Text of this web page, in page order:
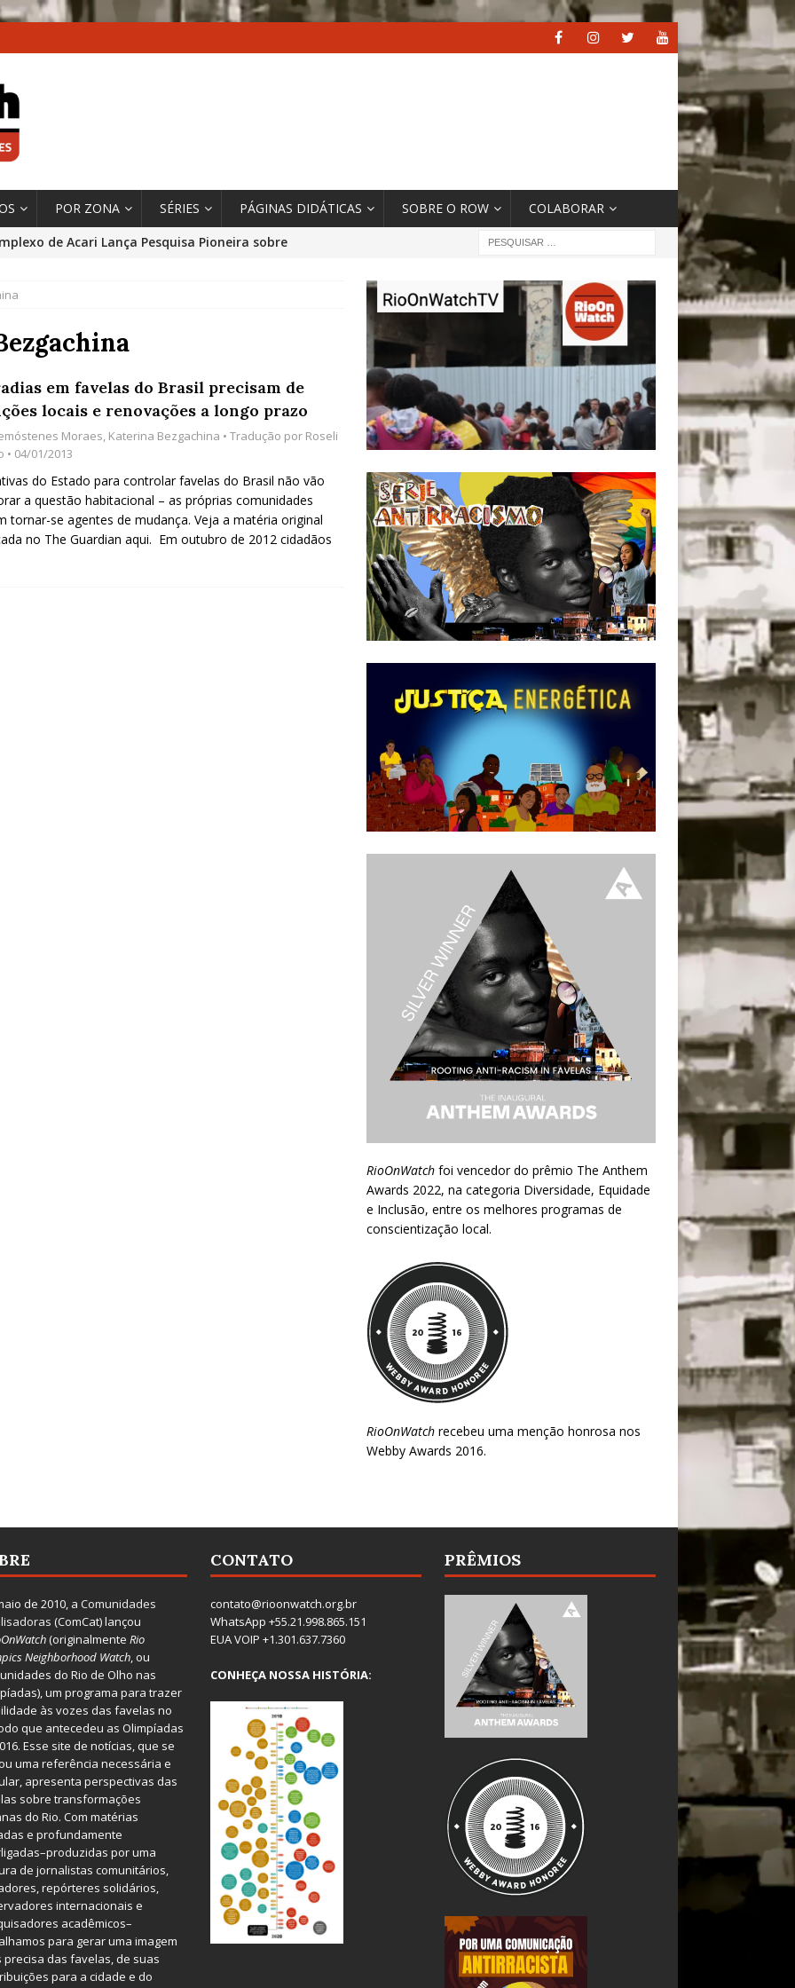
POR ZONA SÉRIES PÁGINAS DIDÁTICAS SOBRE O ROW COLABORAR
de Acari Lança Pesquisa Pioneira sobre
Contexto da Ultrapassagem Climática, ‘As Cidades
Fogo que Impulsionam a Mudança de que
Autora Coordenadora Principal de Relatório
Cidades
*DESTAQUE
Começou com uma Praça em Ramos [OPINIÃO]
Agroecológico com os Povos das Águas Reúne
e Inauguração da Feira da Praia do Remanso
COBERTURA DE EVENTOS
em favelas do Brasil precisam de
locais e renovações a longo prazo
Moraes, Katerina Bezgachina • Tradução por Roseli
• 04/01/2013
do Estado para controlar favelas do Brasil não vão
a questão habitacional – as próprias comunidades
tornar-se agentes de mudança. Veja a matéria original
no The Guardian aqui. Em outubro de 2012 cidadãos
RioOnWatchfoi vencedor do prêmio The Anthem
Awards 2022, na categoria Diversidade, Equidade
e Inclusão, entre os melhores programas de
conscientização local.
RioOnWatchrecebeu uma menção honrosa nos
Webby Awards 2016.
de 2010, a Comunidades
(ComCat) lançou
(originalmente Rio
Neighborhood Watch, ou
do Rio de Olho nas
um programa para trazer
às vozes das favelas no
que antecedeu as Olimpíadas
Esse site de notícias, que se
uma referência necessária e
apresenta perspectivas das
sobre transformações
do Rio. Com matérias
e profundamente
por uma
de jornalistas comunitários,
repórteres solidários,
internacionais e
acadêmicos–
para gerar uma imagem
precisa das favelas, de suas
para a cidade e do
CONTATO
contato@rioonwatch.org.br
WhatsApp +55.21.998.865.151
EUA VOIP +1.301.637.7360
CONHEÇA NOSSA HISTÓRIA:
PRÊMIOS